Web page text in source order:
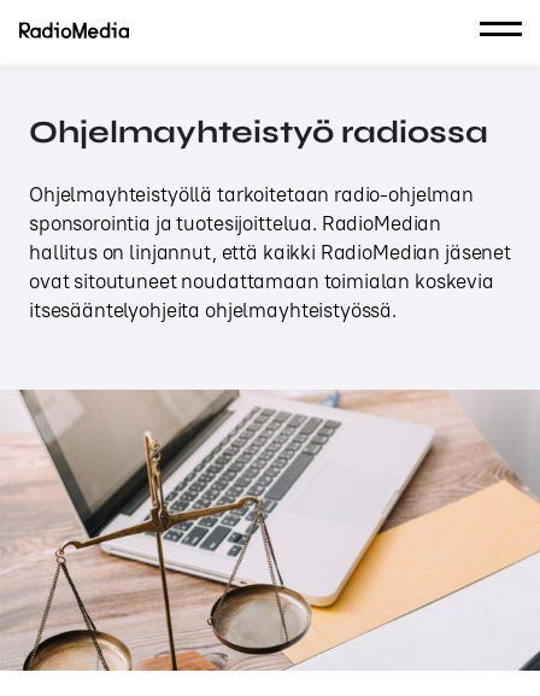
Ohjelmayhteistyö radiossa
Ohjelmayhteistyöllä tarkoitetaan radio-ohjelman
sponsorointia ja tuotesijoittelua. RadioMedian
hallitus on linjannut, että kaikki RadioMedian jäsenet
ovat sitoutuneet noudattamaan toimialan koskevia
itsesääntelyohjeita ohjelmayhteistyössä.